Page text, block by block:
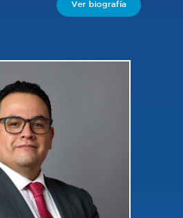
Ver biografía